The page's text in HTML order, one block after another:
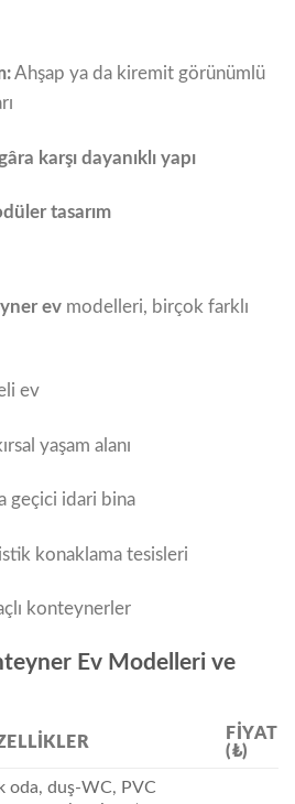
Ahşap ya da kiremit görünümlü
karşı dayanıklı yapı
tasarım
ev modelleri, birçok farklı
ev
yaşam alanı
geçici idari bina
konaklama tesisleri
konteynerler
Ev Modelleri ve
FIYAT
(₺)
oda, duş-WC, PVC